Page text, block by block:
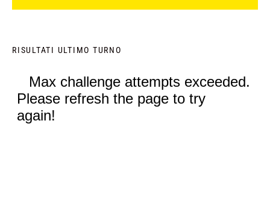
RISULTATI ULTIMO TURNO